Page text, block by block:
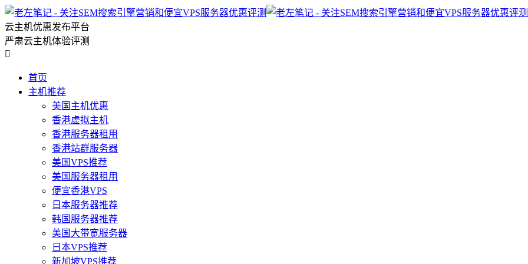
云主机优惠发布平台
严肃云主机体验评测

首页
主机推荐
美国主机优惠
香港虚拟主机
香港服务器租用
香港站群服务器
美国VPS推荐
美国服务器租用
便宜香港VPS
日本服务器推荐
韩国服务器推荐
美国大带宽服务器
日本VPS推荐
新加坡VPS推荐